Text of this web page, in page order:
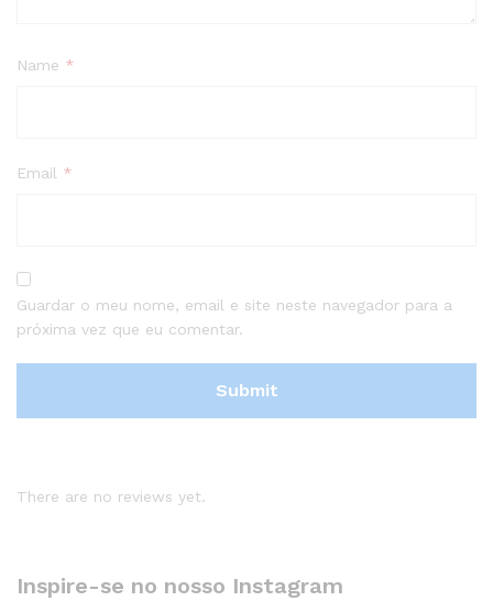
Name *
Email *
Guardar o meu nome, email e site neste navegador para a
próxima vez que eu comentar.
There are no reviews yet.
Inspire-se no nosso Instagram